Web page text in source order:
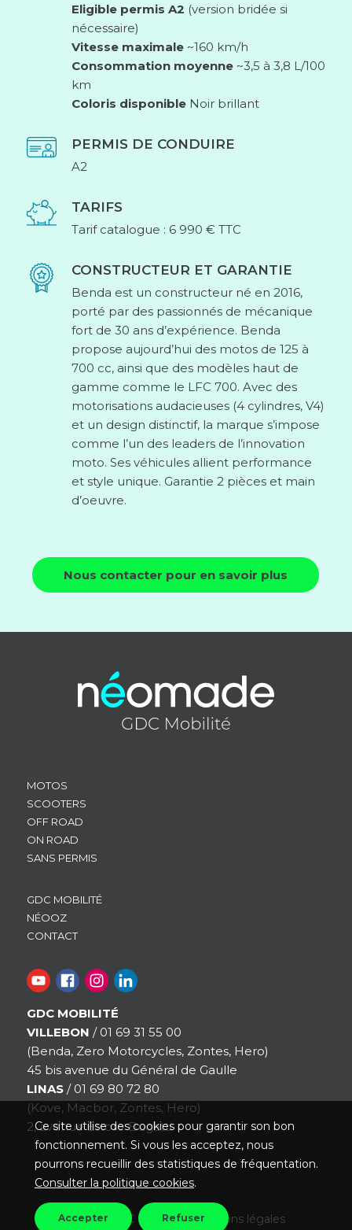
Eligible permis A2 (version bridée si
nécessaire)
Vitesse maximale~160 km/h
Consommation moyenne~3,5 à 3,8 L/100
km
Coloris disponibleNoir brillant
PERMIS DE CONDUIRE
A2
TARIFS
Tarif catalogue : 6 990 € TTC
CONSTRUCTEUR ET GARANTIE
Benda est un constructeur né en 2016,
porté par des passionnés de mécanique
fort de 30 ans d’expérience. Benda
propose aujourd’hui des motos de 125 à
700 cc, ainsi que des modèles haut de
gamme comme le LFC 700. Avec des
motorisations audacieuses (4 cylindres, V4)
et un design distinctif, la marque s’impose
comme l’un des leaders de l’innovation
moto. Ses véhicules allient performance
et style unique. Garantie 2 pièces et main
d’oeuvre.
Nous contacter pour en savoir plus
MOTOS
SCOOTERS
OFF ROAD
ON ROAD
SANS PERMIS
GDC MOBILITÉ
NÉOOZ
CONTACT
GDC MOBILITÉ
VILLEBON / 01 69 31 55 00
(Benda, Zero Motorcycles, Zontes, Hero)
45 bis avenue du Général de Gaulle
LINAS/ 01 69 80 72 80
(Kove, Macbor, Zontes, Hero)
2, avenue Ettore Bugatti
© 2026 GDC Mobilité -Mentions légales
Ce site utilise des cookies pour garantir son bon
fonctionnement. Si vous les acceptez, nous
pourrons recueillir des statistiques de fréquentation.
Consulter la politique cookies.
Accepter Refuser